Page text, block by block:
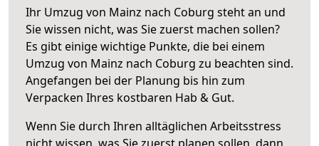
Ihr Umzug von Mainz nach Coburg steht an und
Sie wissen nicht, was Sie zuerst machen sollen?
Es gibt einige wichtige Punkte, die bei einem
Umzug von Mainz nach Coburg zu beachten sind.
Angefangen bei der Planung bis hin zum
Verpacken Ihres kostbaren Hab & Gut.
Wenn Sie durch Ihren alltäglichen Arbeitsstress